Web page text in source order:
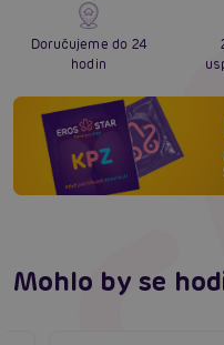
Doručujeme do 24
hodin
Mohlo by se